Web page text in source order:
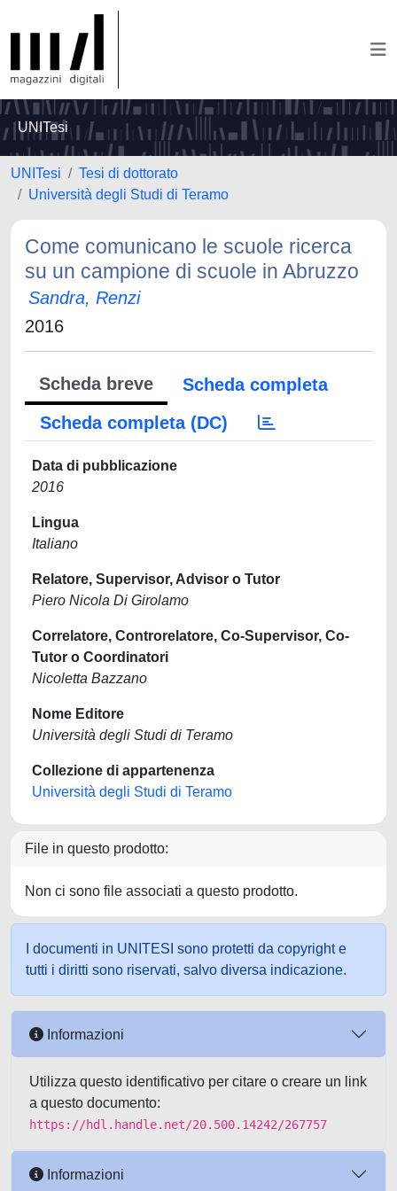
UNITesi
UNITesi
Tesi di dottorato
Università degli Studi di Teramo
Come comunicano le scuole ricerca
su un campione di scuole in Abruzzo
Sandra, Renzi
2016
Scheda breve
Scheda completa
Scheda completa (DC)
Data di pubblicazione
2016
Lingua
Italiano
Relatore, Supervisor, Advisor o Tutor
Piero Nicola Di Girolamo
Correlatore, Controrelatore, Co-Supervisor, Co-
Tutor o Coordinatori
Nicoletta Bazzano
Nome Editore
Università degli Studi di Teramo
Collezione di appartenenza
Università degli Studi di Teramo
File in questo prodotto:
Non ci sono file associati a questo prodotto.
I documenti in UNITESI sono protetti da copyright e
tutti i diritti sono riservati, salvo diversa indicazione.
Informazioni
Utilizza questo identificativo per citare o creare un link
a questo documento:
https://hdl.handle.net/20.500.14242/267757
Informazioni